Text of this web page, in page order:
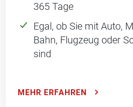
365 Tage
Egal, ob Sie mit Auto,
Bahn, Flugzeug oder
sind
MEHR ERFAHREN